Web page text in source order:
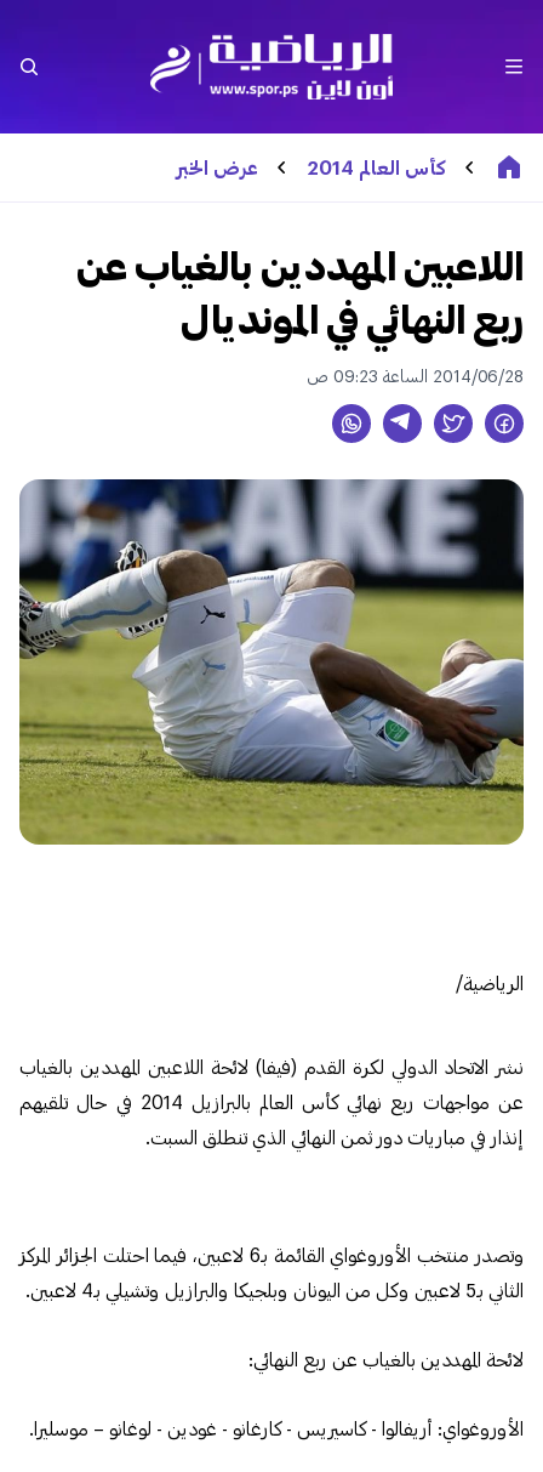
كأس العالم 2014 عرض الخبر
اللاعبين المهددين بالغياب عن
ربع النهائي في المونديال
2014/06/28 الساعة 09:23 ص
الرياضية/
نشر الاتحاد الدولي لكرة القدم (فيفا) لائحة اللاعبين المهددين بالغياب
عن مواجهات ربع نهائي كأس العالم بالبرازيل 2014 في حال تلقيهم
إنذار في مباريات دور ثمن النهائي الذي تنطلق السبت.
وتصدر منتخب الأوروغواي القائمة بـ6 لاعبين، فيما احتلت الجزائر المركز
الثاني بـ5 لاعبين وكل من اليونان وبلجيكا والبرازيل وتشيلي بـ4 لاعبين.
لائحة المهددين بالغياب عن ربع النهائي:
الأوروغواي: أريفالوا - كاسيريس - كارغانو - غودين - لوغانو – موسليرا.